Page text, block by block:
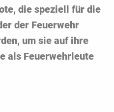
die speziell für die
der Feuerwehr
um sie auf ihre
als Feuerwehrleute